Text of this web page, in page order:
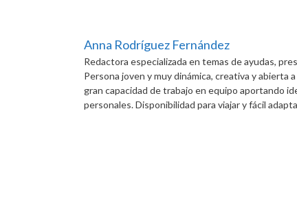
Anna Rodríguez Fernández
Redactora especializada en temas de ayudas,
Persona joven y muy dinámica, creativa y abierta
gran capacidad de trabajo en equipo aportando
personales. Disponibilidad para viajar y fácil